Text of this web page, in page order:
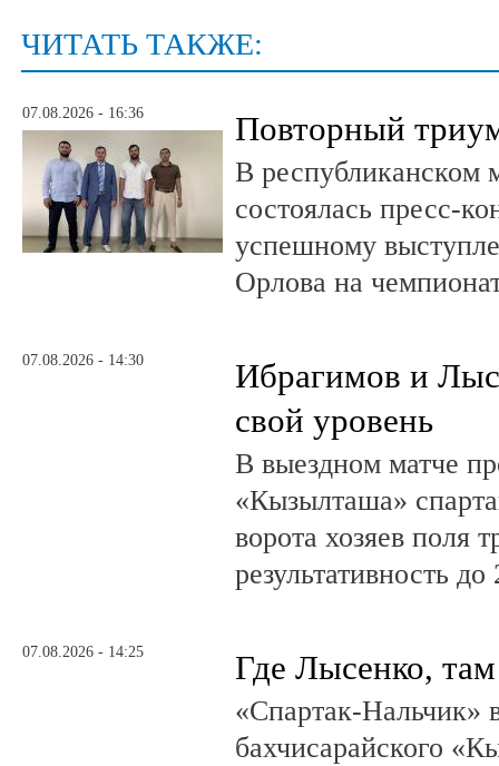
ЧИТАТЬ ТАКЖЕ:
07.08.2026 - 16:36 Повторный
В республиканском
состоялась пресс-
успешному
Орлова на
07.08.2026 - 14:30
Ибрагимов и
свой уровень
В выездном матче
«Кызылташа»
ворота хозяев поля
результативность
07.08.2026 - 14:25 Где Лысенко,
«Спартак-Нальчик»
бахчисарайского